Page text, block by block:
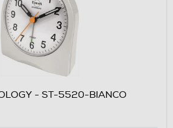
- ST-5520-BIANCO